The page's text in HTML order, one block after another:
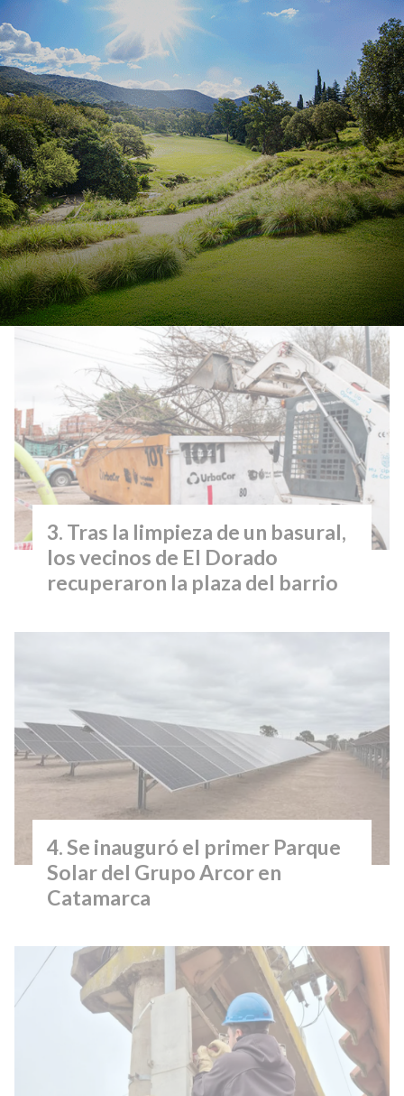
Bell Ville: implementan
“Electro Vuelta”, prueba piloto
para recuperar residuos
electrónicos
Tras la limpieza de un basural,
los vecinos de El Dorado
recuperaron la plaza del barrio
Se inauguró el primer Parque
Solar del Grupo Arcor en
Catamarca